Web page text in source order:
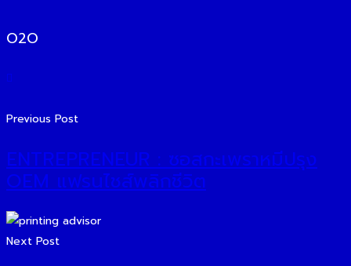
O2O
Previous Post
ENTREPRENEUR : ซอสกะเพราหมีปรุง
OEM แฟรนไชส์พลิกชีวิต
Next Post